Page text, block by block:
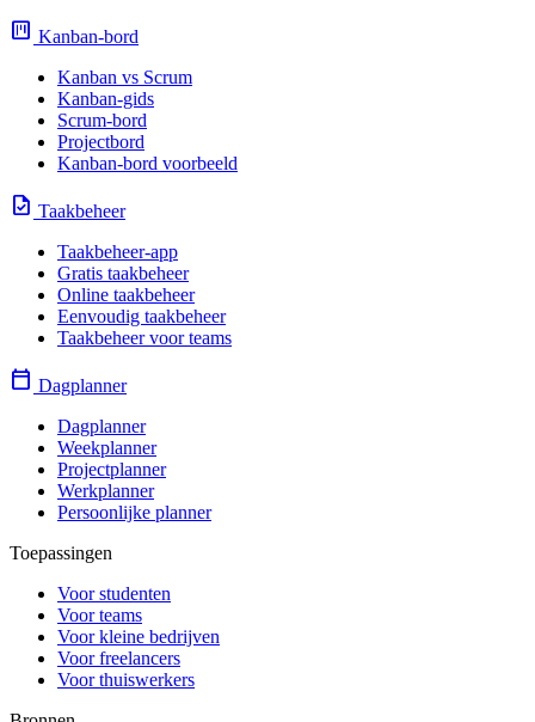
view_kanban Kanban-bord
Kanban vs Scrum
Kanban-gids
Scrum-bord
Projectbord
Kanban-bord voorbeeld
task Taakbeheer
Taakbeheer-app
Gratis taakbeheer
Online taakbeheer
Eenvoudig taakbeheer
Taakbeheer voor teams
calendar_today Dagplanner
Dagplanner
Weekplanner
Projectplanner
Werkplanner
Persoonlijke planner
Toepassingen
Voor studenten
Voor teams
Voor kleine bedrijven
Voor freelancers
Voor thuiswerkers